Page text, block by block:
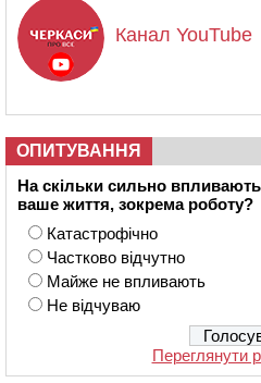
Канал YouTube
ОПИТУВАННЯ
На скільки сильно
ваше життя, зокрема роботу?
Катастрофічно
Частково відчутно
Майже не впливають
Не відчуваю
Переглянути